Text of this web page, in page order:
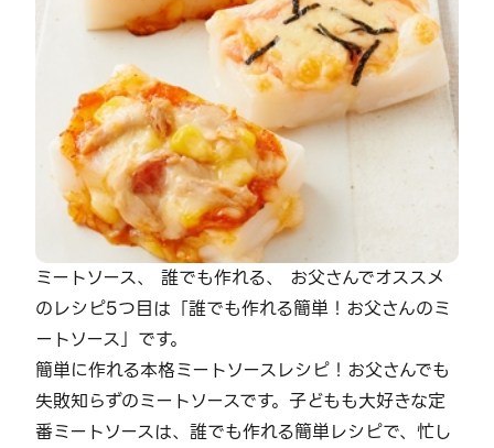
ミートソース、 誰でも作れる、 お父さんでオススメ
のレシピ5つ目は「誰でも作れる簡単！お父さんのミ
ートソース」です。
簡単に作れる本格ミートソースレシピ！お父さんでも
失敗知らずのミートソースです。子どもも大好きな定
番ミートソースは、誰でも作れる簡単レシピで、忙し